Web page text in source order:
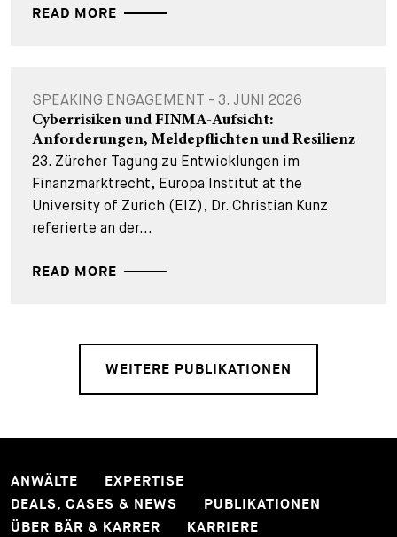
READ MORE
SPEAKING ENGAGEMENT - 3. JUNI 2026
Cyberrisiken und FINMA-Aufsicht:
Anforderungen, Meldepflichten und Resilienz
23. Zürcher Tagung zu Entwicklungen im
Finanzmarktrecht, Europa Institut at the
University of Zurich (EIZ), Dr. Christian Kunz
referierte an der...
READ MORE
WEITERE PUBLIKATIONEN
ANWÄLTE
EXPERTISE
DEALS, CASES & NEWS
PUBLIKATIONEN
ÜBER BÄR & KARRER
KARRIERE